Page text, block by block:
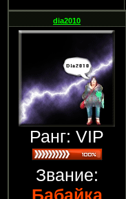
dia2010
Ранг: VIP
Звание:
Бабайка